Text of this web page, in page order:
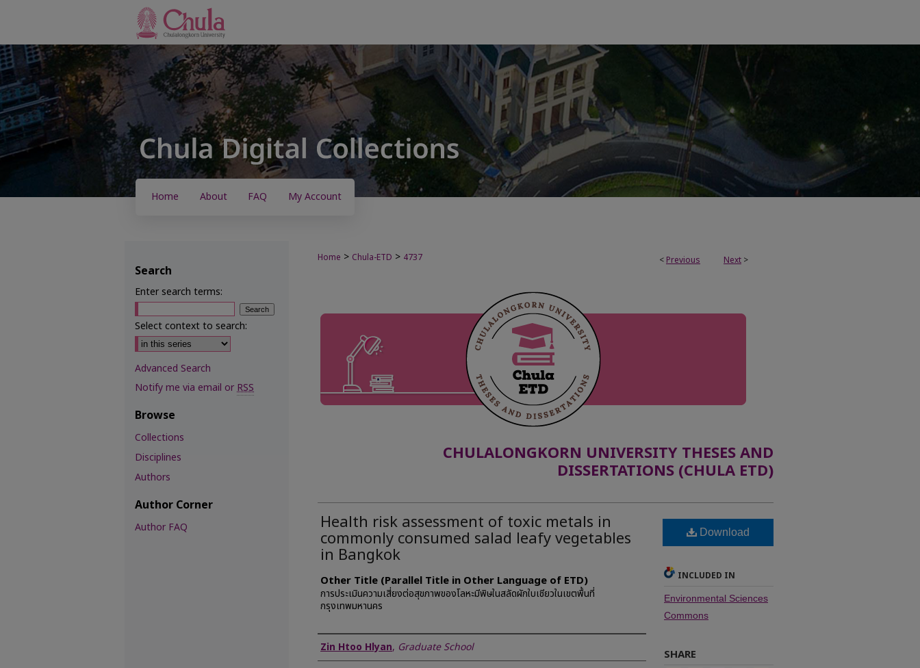
Home About FAQ My Account
< Previous Next >
Home > Chula-ETD > 4737
CHULALONGKORN UNIVERSITY THESES AND
DISSERTATIONS (CHULA ETD)
Health risk assessment of toxic metals in
commonly consumed salad leafy vegetables
in Bangkok
Other Title (Parallel Title in Other Language of ETD)
การประเมินความเสี่ยงต่อสุขภาพของโลหะมีพิษในสลัดผักใบเชียวในเขตพื้นที่
กรุงเทพมหานคร
Author
Zin Htoo Hlyan, Graduate School
Download
INCLUDED IN
Environmental Sciences
Commons
SHARE
Search
Enter search terms:
Select context to search:
Advanced Search
Notify me via email orRSS
Browse
Collections
Disciplines
Authors
Author Corner
Author FAQ